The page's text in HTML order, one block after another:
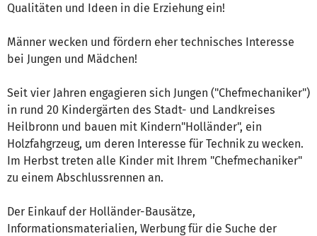
Qualitäten und Ideen in die Erziehung ein!
Männer wecken und fördern eher technisches Interesse
bei Jungen und Mädchen!
Seit vier Jahren engagieren sich Jungen ("Chefmechaniker")
in rund 20 Kindergärten des Stadt- und Landkreises
Heilbronn und bauen mit Kindern"Holländer", ein
Holzfahgrzeug, um deren Interesse für Technik zu wecken.
Im Herbst treten alle Kinder mit Ihrem "Chefmechaniker"
zu einem Abschlussrennen an.
Der Einkauf der Holländer-Bausätze,
Informationsmaterialien, Werbung für die Suche der